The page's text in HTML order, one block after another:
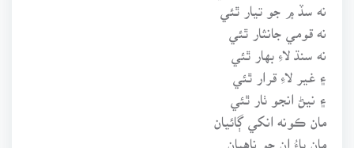
نه سڏ ۾ جو تيار ٿئي
نه قومي جانثار ٿئي
نه سنڌ لاءِ بهار ٿئي
۽ غير لاءِ قرار ٿئي
۽ نيڻ انجو ٺار ٿئي
مان ڪونه انکي ڳائيان
مان ڀاءُ ان جو ناهيان